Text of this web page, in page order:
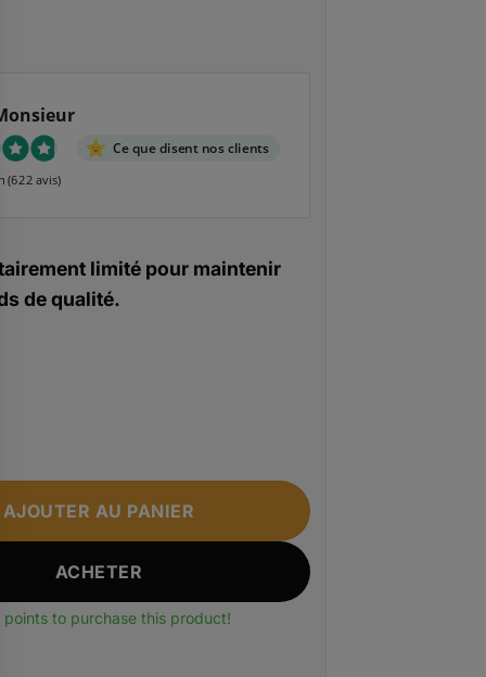
Ce que disent nos clients
(622 avis)
limité pour maintenir
de qualité.
AJOUTER AU PANIER
ACHETER
points to purchase this product!